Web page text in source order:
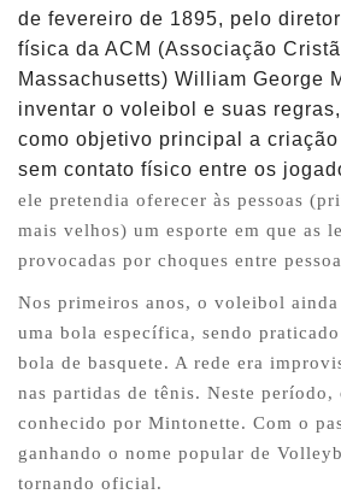
de fevereiro de 1895, pelo
física da ACM (Associação
Massachusetts) William George
inventar o voleibol
e suas
como objetivo principal a
sem contato físico entre os
ele pretendia oferecer às pessoas
mais velhos) um esporte em que as
provocadas por choques entre
Nos primeiros anos, o voleibol ainda
uma bola específica, sendo
bola de basquete. A rede era
nas partidas de tênis. Neste período,
conhecido por Mintonette. Com o
ganhando o nome popular de
tornando oficial.